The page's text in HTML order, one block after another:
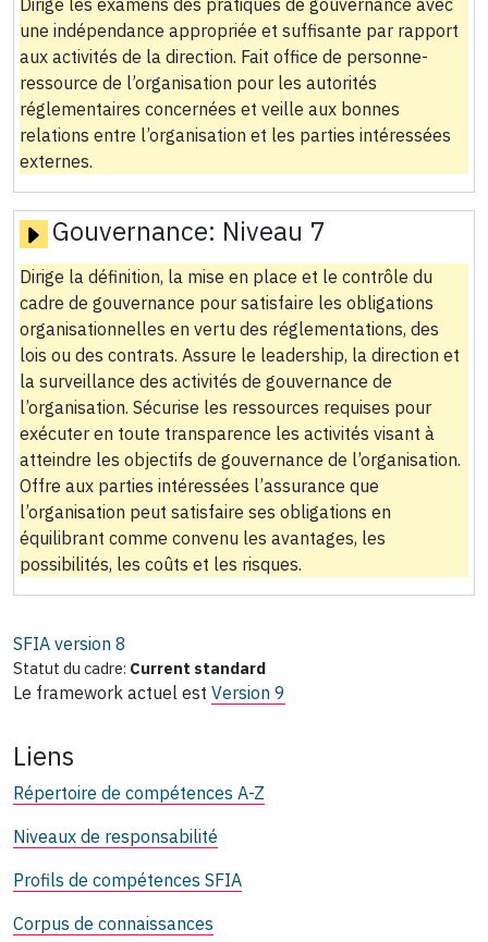
une indépendance appropriée et suffisante par rapport
aux activités de la direction. Fait office de personne-
ressource de l’organisation pour les autorités
réglementaires concernées et veille aux bonnes
relations entre l’organisation et les parties intéressées
externes.
Gouvernance: Niveau 7
Dirige la définition, la mise en place et le contrôle du
cadre de gouvernance pour satisfaire les obligations
organisationnelles en vertu des réglementations, des
lois ou des contrats. Assure le leadership, la direction et
la surveillance des activités de gouvernance de
l’organisation. Sécurise les ressources requises pour
exécuter en toute transparence les activités visant à
atteindre les objectifs de gouvernance de l’organisation.
Offre aux parties intéressées l’assurance que
l’organisation peut satisfaire ses obligations en
équilibrant comme convenu les avantages, les
possibilités, les coûts et les risques.
SFIA version 8
Statut du cadre: Current standard
Le framework actuel est Version 9
Liens
Répertoire de compétences A-Z
Niveaux de responsabilité
Profils de compétences SFIA
Corpus de connaissances